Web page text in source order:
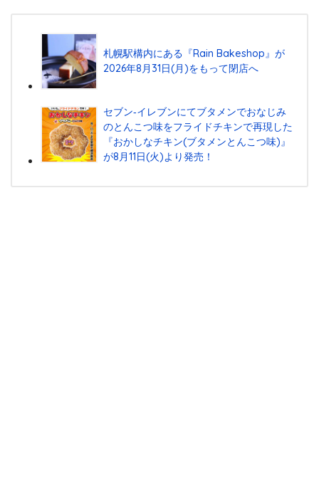
札幌駅構内にある『Rain Bakeshop』が
2026年8月31日(月)をもって閉店へ
セブン‐イレブンにてブタメンでおなじみ
のとんこつ味をフライドチキンで再現した
『おかしなチキン(ブタメンとんこつ味)』
が8月11日(火)より発売！